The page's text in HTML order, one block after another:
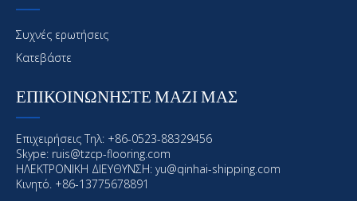
Επόμενο:
Συχνές ερωτήσεις
Κατεβάστε
ΕΠΙΚΟΙΝΩΝΗΣΤΕ ΜΑΖΙ ΜΑΣ
Επιχειρήσεις Τηλ: +86-0523-88329456
Skype: ruis@tzcp-flooring.com
ΗΛΕΚΤΡΟΝΙΚΗ ΔΙΕΥΘΥΝΣΗ: yu@qinhai-shipping.com
Κινητό. +86-13775678891